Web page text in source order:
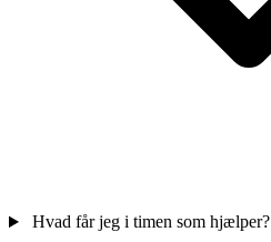
Hvad får jeg i timen som hjælper?